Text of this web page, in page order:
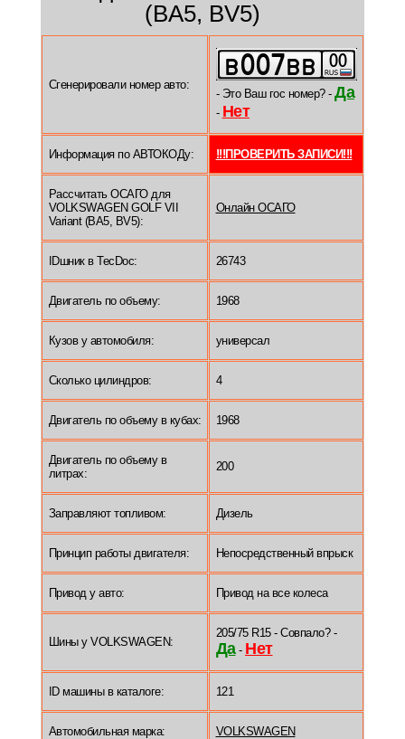
(BA5, BV5)
Сгенерировали номер авто:
- Это Ваш гос номер? - Да
- Нет
Информация по АВТОКОДу: !!!ПРОВЕРИТЬ ЗАПИСИ!!!
Рассчитать ОСАГО для
VOLKSWAGEN GOLF VII
Variant (BA5, BV5):
Онлайн ОСАГО
IDшник в TecDoc: 26743
Двигатель по объему: 1968
Кузов у автомобиля: универсал
Сколько цилиндров: 4
Двигатель по объему в кубах: 1968
Двигатель по объему в
литрах:
200
Заправляют топливом: Дизель
Принцип работы двигателя: Непосредственный впрыск
Привод у авто: Привод на все колеса
Шины у VOLKSWAGEN:
205/75 R15 - Совпало? -
Да- Нет
ID машины в каталоге: 121
Автомобильная марка: VOLKSWAGEN